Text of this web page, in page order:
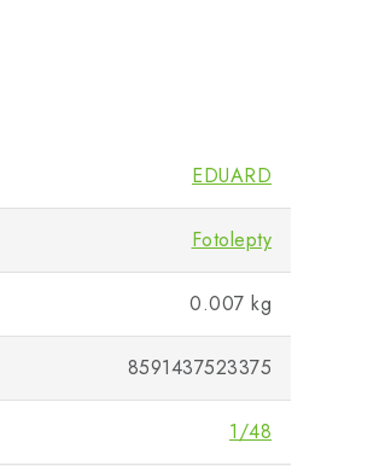
EDUARD
Fotolepty
0.007 kg
8591437523375
1/48